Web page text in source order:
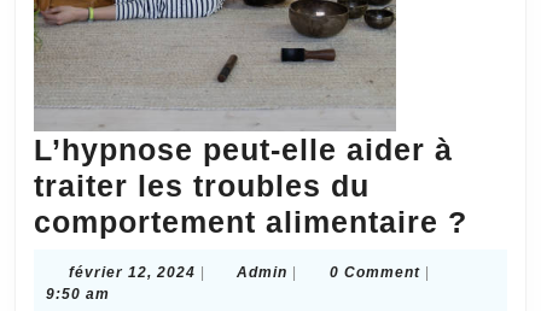
L’hypnose peut-elle aider à
traiter les troubles du
comportement alimentaire ?
février 12, 2024 févrierAdmin Admin0 Comment
9:50 am